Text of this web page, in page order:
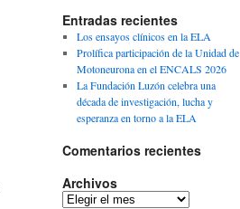
l
c
Entradas recientes
Los ensayos clínicos en la ELA
Prolífica participación de la Unidad de
Motoneurona en el ENCALS 2026
La Fundación Luzón celebra una
década de investigación, lucha y
esperanza en torno a la ELA
Comentarios recientes
Archivos